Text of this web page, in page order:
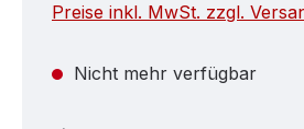
Preise inkl. MwSt. zzgl.
Nicht mehr verfügbar